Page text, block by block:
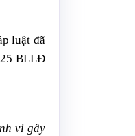
luật đã
BLLĐ
vi gây